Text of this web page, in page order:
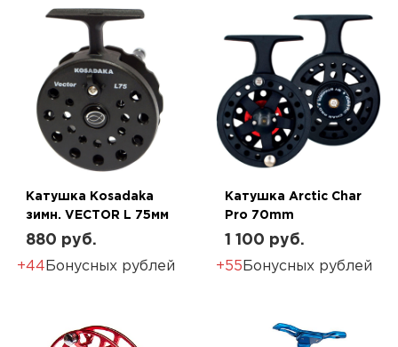
Катушка Kosadaka
зимн. VECTOR L 75мм
880 руб.
+44 Бонусных рублей
Катушка Arctic Char
Pro 70mm
1 100 руб.
+55 Бонусных рублей